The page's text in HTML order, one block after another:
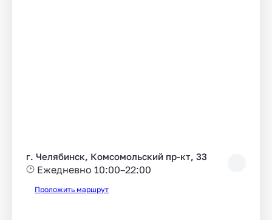
г. Челябинск, Комсомольский пр-кт, 33
Ежедневно 10:00–22:00
Проложить маршрут